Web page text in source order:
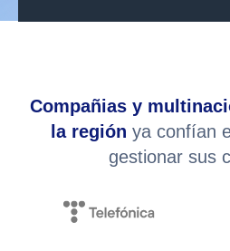
Compañias y
la región ya confían
gestionar sus